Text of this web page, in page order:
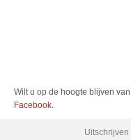
Wilt u op de hoogte blijven
Facebook.
Uitschrijven